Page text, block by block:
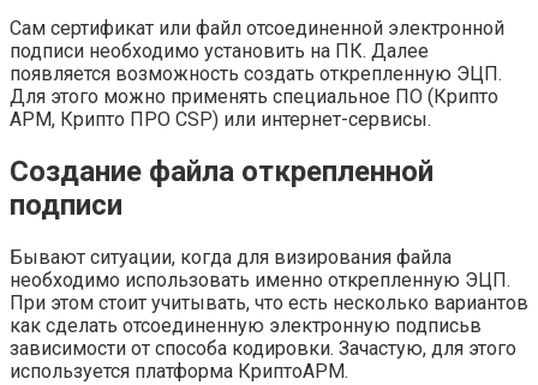
Сам сертификат или файл отсоединенной электронной
подписи необходимо установить на ПК. Далее
появляется возможность создать открепленную ЭЦП.
Для этого можно применять специальное ПО (Крипто
АРМ, Крипто ПРО CSP) или интернет-сервисы.
Создание файла открепленной
подписи
Бывают ситуации, когда для визирования файла
необходимо использовать именно открепленную ЭЦП.
При этом стоит учитывать, что есть несколько вариантов
как сделать отсоединенную электронную подписьв
зависимости от способа кодировки. Зачастую, для этого
используется платформа КриптоАРМ.